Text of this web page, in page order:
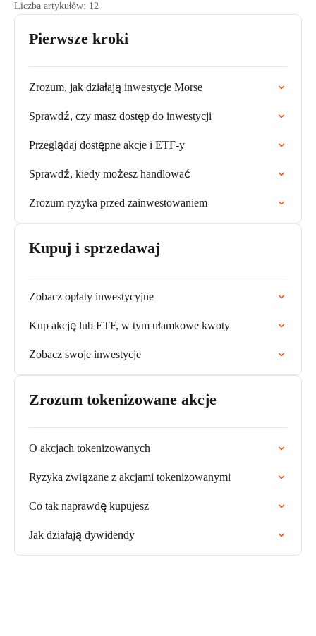
Liczba artykułów: 12
Pierwsze kroki
Zrozum, jak działają inwestycje Morse
Sprawdź, czy masz dostęp do inwestycji
Przeglądaj dostępne akcje i ETF-y
Sprawdź, kiedy możesz handlować
Zrozum ryzyka przed zainwestowaniem
Kupuj i sprzedawaj
Zobacz opłaty inwestycyjne
Kup akcję lub ETF, w tym ułamkowe kwoty
Zobacz swoje inwestycje
Zrozum tokenizowane akcje
O akcjach tokenizowanych
Ryzyka związane z akcjami tokenizowanymi
Co tak naprawdę kupujesz
Jak działają dywidendy